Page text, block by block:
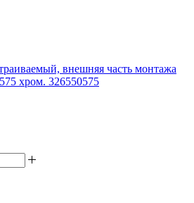
внешняя часть монтажа
хром. 326550575